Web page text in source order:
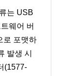
는 USB
웨어 버
로 포맷하
발생 시
(1577-